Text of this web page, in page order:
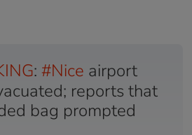
: #Nice airport
reports that
bag prompted